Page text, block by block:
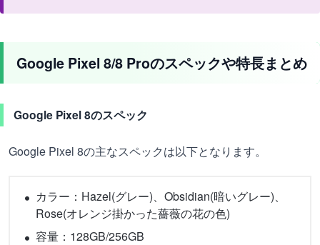
Google Pixel 8/8 Proのスペックや特長まとめ
Google Pixel 8のスペック
Google Pixel 8の主なスペックは以下となります。
カラー：Hazel(グレー)、Obsidian(暗いグレー)、
Rose(オレンジ掛かった薔薇の花の色)
容量：128GB/256GB